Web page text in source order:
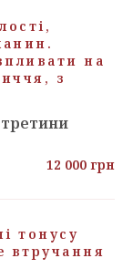
на
з
12 000 грн
тонусу
втручання